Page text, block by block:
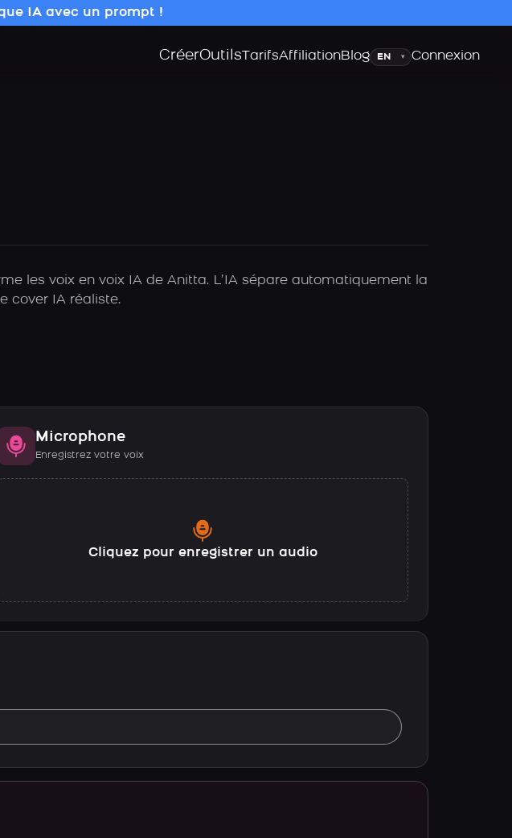
IA avec un prompt !
CréerOutils TarifsAffiliationBlogLangue
▾ Connexion
les voix en voix IA de Anitta. L’IA sépare automatiquement la
cover IA réaliste.
Microphone
Enregistrez votre voix
Cliquez pour enregistrer un audio